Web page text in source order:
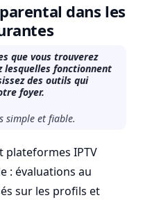
dans les
que vous trouverez
lesquelles fonctionnent
des outils qui
foyer.
simple et fiable.
plateformes IPTV
: évaluations au
sur les profils et